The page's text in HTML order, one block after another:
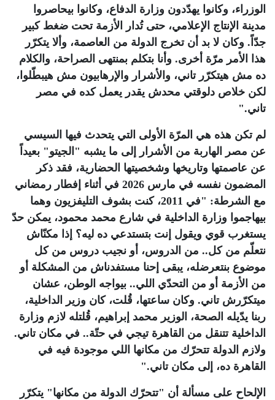
الوزراء، وكانوا يهدّدون وزارة الدفاع، وكانوا بيحاصروا
مدينة الإنتاج الإعلامي، حتى تُدار الأزمة تحت ضغط كبير
جدّاً. وكان لا بد أن تخرج الدولة من العاصمة، وألا يتكرّر
هذا الأمر مرّة أخرى. وأنا بتكلم بمنتهى الصراحة، والكلام
ده مش هيتكرّر تاني، والأشرار والإرهابيون مش هيبطّلوا،
لكن خلاص دلوقتي محدش يقدر يعمل كده في مصر
تاني".
لم تكن هذه هي المرّة الأولى التي يتحدث فيها السيسي
عن مصر الهاربة من الأشرار إلى ما يشبه "الجيتو" بعيداً
عن عاصمتها وتاريخها وشخصيتها الحضارية، فقد ذكر
المضمون نفسه في مارس 2026 في أثناء إفطار رمضاني
مع الشرطة: "في 2011، كنت بشوف التليفزيون وهما
بيهاجموا وزارة الداخلية في شارع محمد محمود، يمكن حدّ
يستغرب قوي ويقول إنت بتستدعي ده ليه؟ إذا مكنّاش
نتعلّم من كل.. من الدروس، أو نجيب دروس من كل
موضوع بنتعرضله، يبقى إحنا مستفدناش من المشكلة أو
من الأزمة أو من التحدّي اللي.. بيواجه الوطن، عشان
ميتكرّرش تاني. وكان ساعتها، قُلت، كان وزير الداخلية،
ربنا يدّيله الصحة، الوزير محمد إبراهيم، قُلتله لازم وزارة
الداخلية تتنقل من القاهرة تيجي في حتّة.. في مكان تاني.
ولازم الدولة تتحرّك من مكانها اللي موجودة فيه في
القاهرة ده، إلى مكان تاني".
الإلحاح على مسألة أن "تتحرّك الدولة من مكانها" يتكرّر